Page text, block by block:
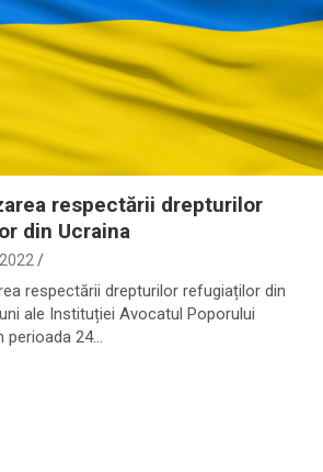
respectării drepturilor
din Ucraina
respectării drepturilor refugiaților din
ale Instituției Avocatul Poporului
24…